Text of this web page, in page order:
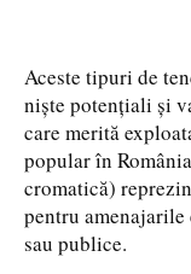
Aceste tipuri de
niște potențiali și
care merită
popular în
cromatică)
pentru
sau publice.